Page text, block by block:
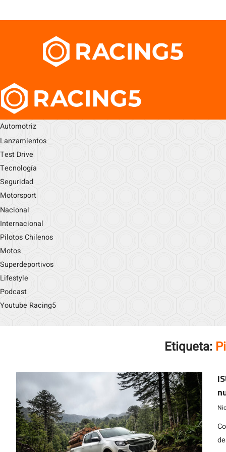
Automotriz
Lanzamientos
Test Drive
Tecnología
Seguridad
Motorsport
Nacional
Internacional
Pilotos Chilenos
Motos
Superdeportivos
Lifestyle
Podcast
Youtube Racing5
Etiqueta: